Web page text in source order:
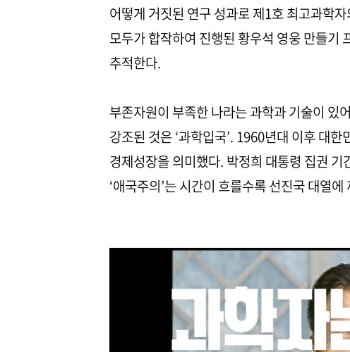
어떻게 거짓된 연구 성과로 제1호 최고과학
모두가 합작하여 진행된 황우석 영웅 만들기
추적한다.
부존자원이 부족한 나라는 과학과 기술이 있
강조된 것은 ‘과학입국’. 1960년대 이후 대
경제성장을 의미했다. 박정희 대통령 집권 기
‘애국주의’는 시간이 흐를수록 선진국 대열